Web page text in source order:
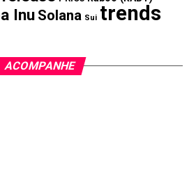
Inu Solana Sui trends
ACOMPANHE